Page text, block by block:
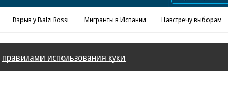
Взрыв у Balzi Rossi Мигранты в Испании Навстречу выборам
правилами использования куки